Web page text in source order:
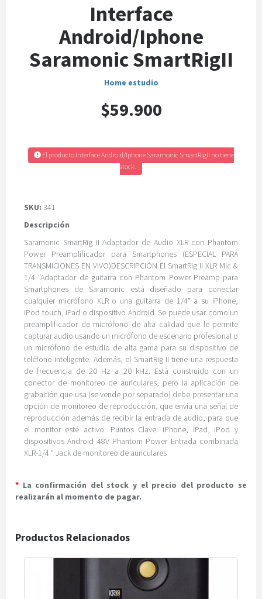
Interface
Android/Iphone
Saramonic SmartRigII
Home estudio
$59.900
El producto Interface Android/Iphone Saramonic SmartRigII no tiene
stock.
SKU: 341
Descripción
Saramonic SmartRig II Adaptador de Audio XLR con Phantom
Power Preamplificador para Smartphones (ESPECIAL PARA
TRANSMICIONES EN VIVO)DESCRIPCIÓN El SmartRig II XLR Mic &
1/4 "Adaptador de guitarra con Phantom Power Preamp para
Smartphones de Saramonic está diseñado para conectar
cualquier micrófono XLR o una guitarra de 1/4" a su iPhone,
iPod touch, iPad o dispositivo Android. Se puede usar como un
preamplificador de micrófono de alta calidad que le permite
capturar audio usando un micrófono de escenario profesional o
un micrófono de estudio de alta gama para su dispositivo de
teléfono inteligente. Además, el SmartRig II tiene una respuesta
de frecuencia de 20 Hz a 20 kHz. Está construido con un
conector de monitoreo de auriculares, pero la aplicación de
grabación que usa (se vende por separado) debe presentar una
opción de monitoreo de reproducción, que envía una señal de
reproducción además de recibir la entrada de audio, para que
el monitor esté activo. Puntos Clave: iPhone, iPad, iPod y
dispositivos Android 48V Phantom Power Entrada combinada
XLR-1/4 " Jack de monitoreo de auriculares
* La confirmación del stock y el precio del producto se
realizarán al momento de pagar.
Productos Relacionados